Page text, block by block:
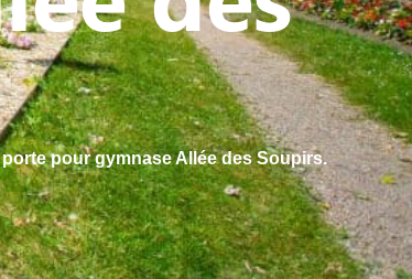
pour gymnase Allée des Soupirs.